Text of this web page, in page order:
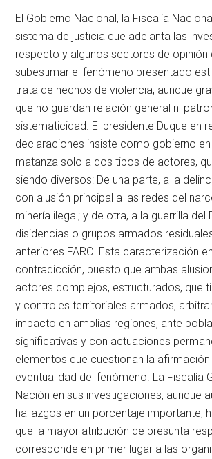
El Gobierno Nacional, la Fiscalía
sistema de justicia que adelanta las
respecto y algunos sectores de opinión
subestimar el fenómeno presentado
trata de hechos de violencia, aunque
que no guardan relación general ni
sistematicidad. El presidente Duque en
declaraciones insiste como gobierno en
matanza solo a dos tipos de actores,
siendo diversos: De una parte, a la
con alusión principal a las redes del
minería ilegal; y de otra, a la guerrilla del
disidencias o grupos armados
anteriores FARC. Esta caracterización
contradicción, puesto que ambas
actores complejos, estructurados, que
y controles territoriales armados,
impacto en amplias regiones, ante
significativas y con actuaciones
elementos que cuestionan la afirmación
eventualidad del fenómeno. La Fiscalía
Nación en sus investigaciones, aunque
hallazgos en un porcentaje importante,
que la mayor atribución de presunta
corresponde en primer lugar a las